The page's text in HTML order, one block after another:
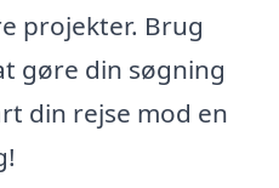
projekter. Brug
gøre din søgning
din rejse mod en